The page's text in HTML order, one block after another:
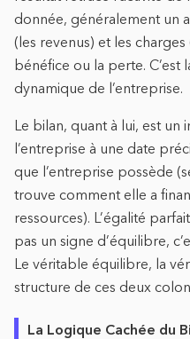
donnée, généralement un
(les revenus) et les
bénéfice ou la perte.
dynamique de l’entreprise.
Le bilan, quant à lui, est un
l’entreprise à une date
que l’entreprise possède
trouve comment elle a
ressources). L’égalité
pas un signe d’équilibre,
Le véritable équilibre, la
structure de ces deux
La Logique Cachée du